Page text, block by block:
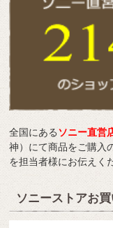
全国にあるソニー直営
神）にて商品をご購入
を担当者様にお伝えく
ソニーストアお